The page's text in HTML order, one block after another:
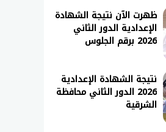
ظهرت الآن نتيجة الشهادة
الإعدادية الدور الثاني
2026 برقم الجلوس
نتيجة الشهادة الإعدادية
2026 الدور الثاني محافظة
الشرقية